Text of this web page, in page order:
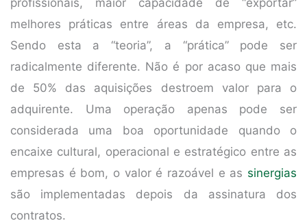
melhores práticas entre áreas da empresa, etc.
Sendo esta a “teoria”, a “prática” pode ser
radicalmente diferente. Não é por acaso que mais
de 50% das aquisições destroem valor para o
adquirente. Uma operação apenas pode ser
considerada uma boa oportunidade quando o
encaixe cultural, operacional e estratégico entre as
empresas é bom, o valor é razoável e as sinergias
são implementadas depois da assinatura dos
contratos.